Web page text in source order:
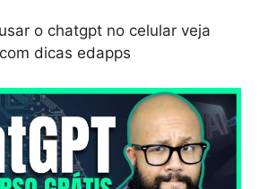
o chatgpt no celular veja
dicas edapps